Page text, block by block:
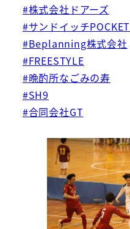
#株式会社ドアーズ
#サンドイッチPOCKET
#Beplanning株式会社
#FREESTYLE
#晩酌所なごみの寿
#SH9
#合同会社GT